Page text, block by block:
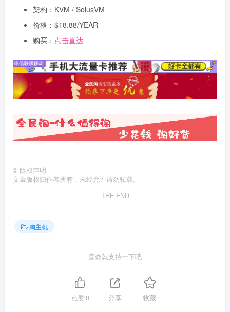
架构：KVM / SolusVM
价格：$18.88/YEAR
购买： 点击直达
© 版权声明
文章版权归作者所有，未经允许请勿转载。
THE END
淘主机
喜欢就支持一下吧
点赞0 分享 收藏